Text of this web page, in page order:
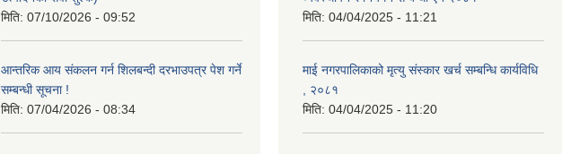
मिति: 07/10/2026 - 09:52
आन्तरिक आय संकलन गर्न शिलबन्दी दरभाउपत्र पेश गर्ने
सम्बन्धी सूचना !
मिति: 07/04/2026 - 08:34
मिति: 04/04/2025 - 11:21
माई नगरपालिकाको मृत्यु संस्कार खर्च सम्बन्धि कार्यविधि
, २०८१
मिति: 04/04/2025 - 11:20